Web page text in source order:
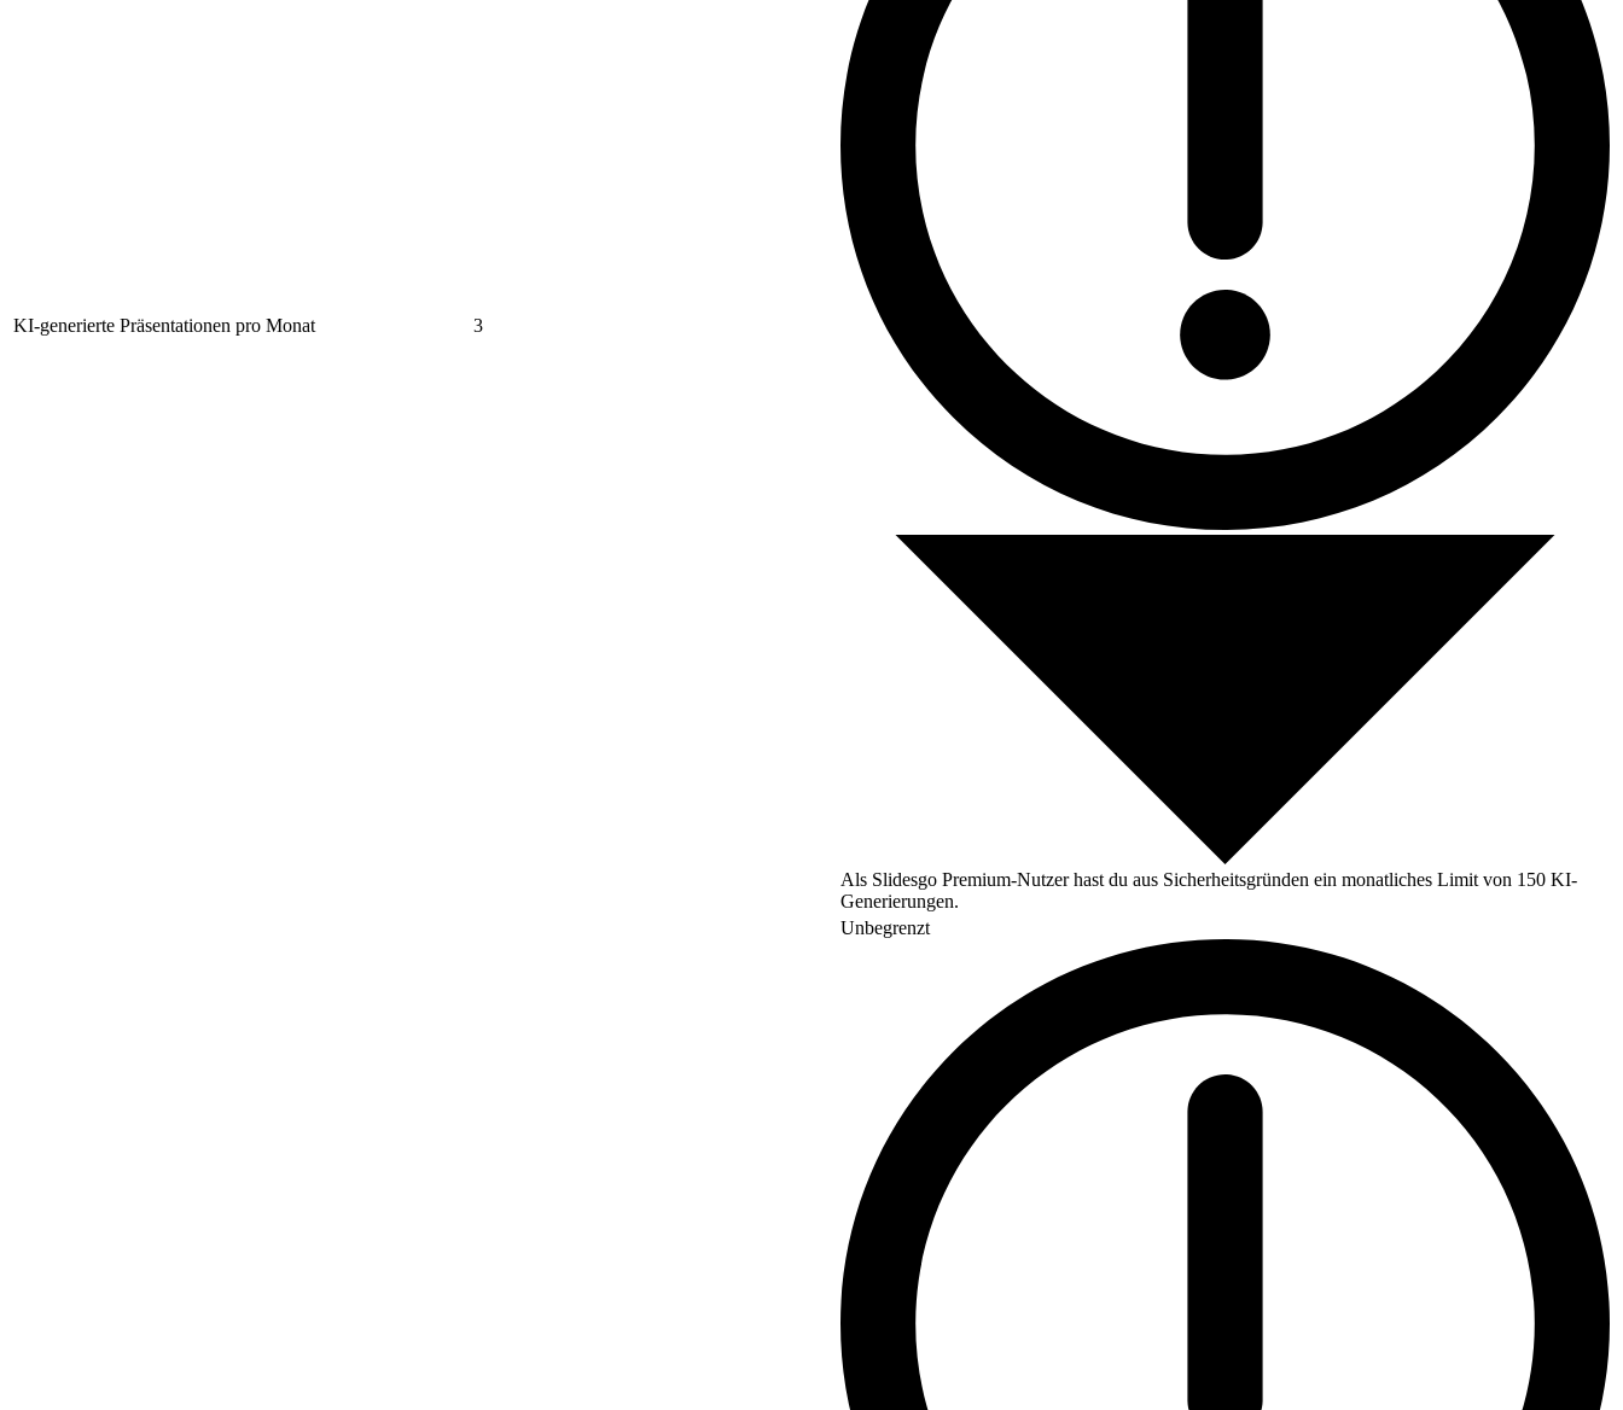
KI-generierte Präsentationen pro Monat 3
Als Slidesgo Premium-Nutzer hast du aus Sicherheitsgründen ein monatliches Limit von 150 KI-
Generierungen.
Unbegrenzt